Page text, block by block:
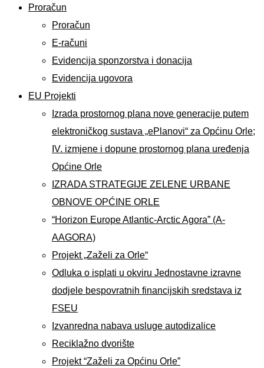
Proračun
Proračun
E-računi
Evidencija sponzorstva i donacija
Evidencija ugovora
EU Projekti
Izrada prostornog plana nove generacije putem
elektroničkog sustava „ePlanovi“ za Općinu Orle;
IV. izmjene i dopune prostornog plana uređenja
Općine Orle
IZRADA STRATEGIJE ZELENE URBANE
OBNOVE OPĆINE ORLE
“Horizon Europe Atlantic-Arctic Agora” (A-
AAGORA)
Projekt „Zaželi za Orle“
Odluka o isplati u okviru Jednostavne izravne
dodjele bespovratnih financijskih sredstava iz
FSEU
Izvanredna nabava usluge autodizalice
Reciklažno dvorište
Projekt “Zaželi za Općinu Orle”